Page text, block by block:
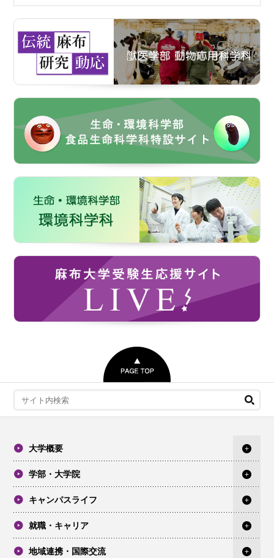
大学概要
学部・大学院
キャンパスライフ
就職・キャリア
地域連携・国際交流